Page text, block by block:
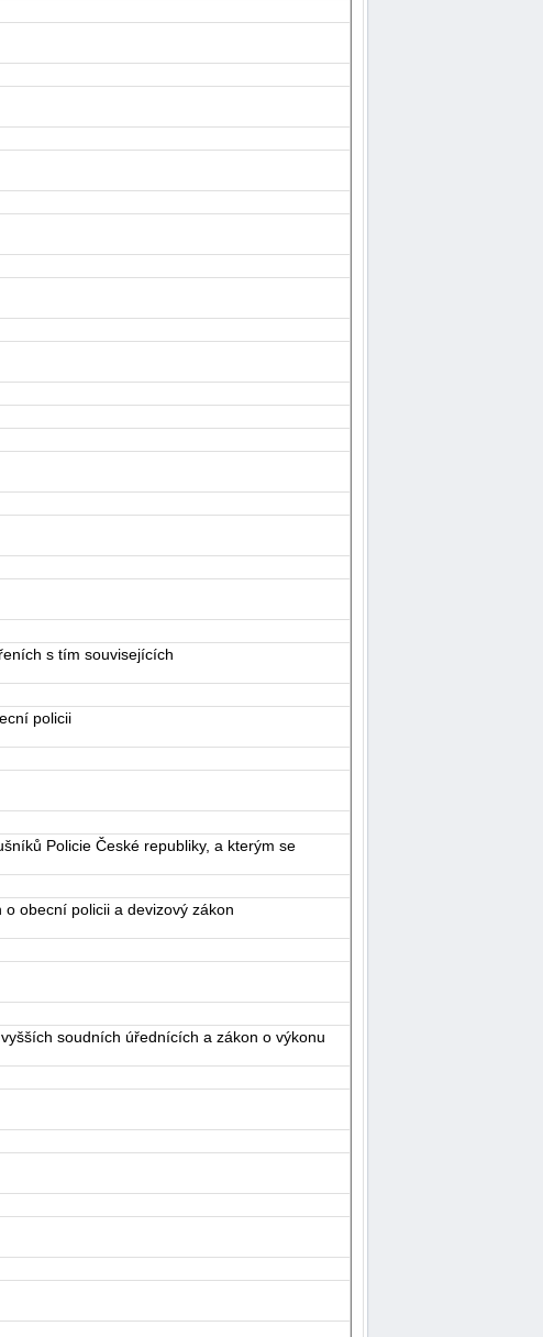
s tím souvisejících
policii
Policie České republiky, a kterým se
obecní policii a devizový zákon
soudních úřednících a zákon o výkonu